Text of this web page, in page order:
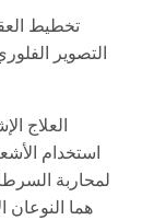
تخطيط
التصوير
العلاج
استخدام
لمحاربة
هما النوعان